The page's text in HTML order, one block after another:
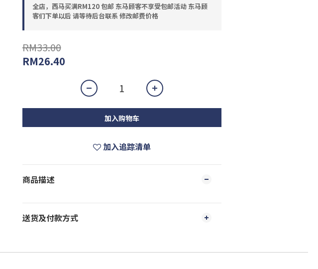
全店，西马买满RM120 包邮 东马顾客不享受包邮活动 东马顾
客们下单以后 请等待后台联系 修改邮费价格
RM33.00
RM26.40
加入购物车
加入追踪清单
商品描述
送货及付款方式